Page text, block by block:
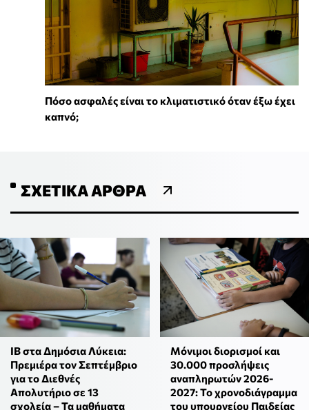
Πόσο ασφαλές είναι το κλιματιστικό όταν έξω έχει
καπνό;
ΣΧΕΤΙΚΆ ΆΡΘΡΑ
IB στα Δημόσια Λύκεια:
Πρεμιέρα τον Σεπτέμβριο
για το Διεθνές
Απολυτήριο σε 13
σχολεία – Τα μαθήματα
Μόνιμοι διορισμοί και
30.000 προσλήψεις
αναπληρωτών 2026-
2027: Το χρονοδιάγραμμα
του υπουργείου Παιδείας